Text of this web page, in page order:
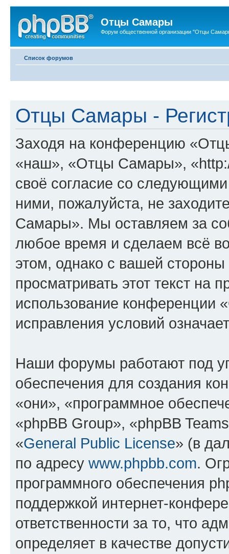
Отцы Самары
Форум общественной организации "Отцы
Список форумов
Отцы Самары -
Заходя на конференцию
«наш», «Отцы Самары»,
своё согласие со
ними, пожалуйста, не
Самары». Мы оставляем за
любое время и сделаем всё
этом, однако с вашей
просматривать этот текст на
использование
исправления условий
Наши форумы работают под
обеспечения для создания
«они», «программное
«phpBB Group», «phpBB
«General Public License» (в
по адресу www.phpbb.com.
программного обеспечения
поддержкой интернет-
ответственности за то, что
определяет в качестве